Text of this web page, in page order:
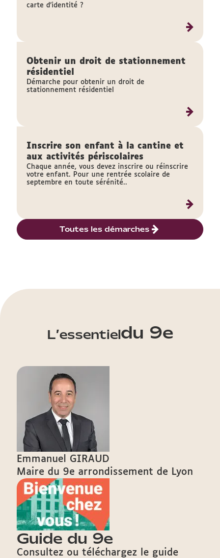
carte d’identité ?
Obtenir un droit de stationnement
résidentiel
Démarche pour obtenir un droit de
stationnement résidentiel
Inscrire son enfant à la cantine et
aux activités périscolaires
Chaque année, vous devez inscrire ou réinscrire
votre enfant. Pour une rentrée scolaire de
septembre en toute sérénité..
Toutes les démarches
L’essentieldu 9e
Emmanuel GIRAUD
Maire du 9e arrondissement de Lyon
Guide du 9e
Consultez ou téléchargez le guide